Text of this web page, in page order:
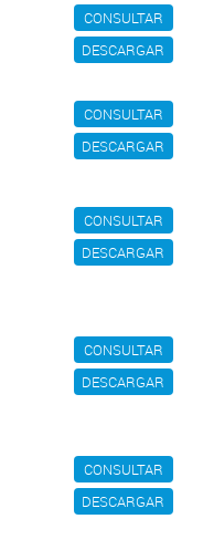
CONSULTAR
DESCARGAR
CONSULTAR
DESCARGAR
CONSULTAR
DESCARGAR
CONSULTAR
DESCARGAR
CONSULTAR
DESCARGAR